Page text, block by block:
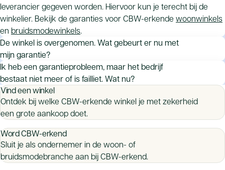
leverancier gegeven worden. Hiervoor kun je terecht bij de
winkelier. Bekijk de garanties voor CBW-erkende woonwinkels
en bruidsmodewinkels.
De winkel is overgenomen. Wat gebeurt er nu met
mijn garantie?
De overnemende partij heeft hierover mogelijk afspraken
gemaakt met de oude eigenaar. De garantieverplichtingen
gaan niet automatisch over op de nieuwe eigenaar. Een
overname kan zijn ‘met lusten en lasten’ of ‘alleen de lusten,
niet de lasten’.
In het eerste geval kun je naar de nieuwe eigenaar. In het
tweede geval niet, maar het kan zijn dat je de oude eigenaar
nog kunt aanspreken. Is de oude eigenaar nog actief in de
woonbranche met een bedrijf? Dan kun je de oude eigenaar
Ik heb een garantieprobleem, maar het bedrijf
bestaat niet meer of is failliet. Wat nu?
Als het bedrijf niet meer bestaat, dan vervalt de
productgarantie. Alleen als er een fabrieksgarantie op het
product is gegeven, kun je je rechtstreeks tot de fabrikant of
leverancier wenden om gebruik te maken van de
fabrieksgarantie. Bekijk de garanties voor CBW-erkende
woonwinkelsenbruidsmodewinkels .
Vind een winkel
Ontdek bij welke CBW-erkende winkel je met zekerheid
een grote aankoop doet.
Word CBW-erkend
Sluit je als ondernemer in de woon- of
bruidsmodebranche aan bij CBW-erkend.